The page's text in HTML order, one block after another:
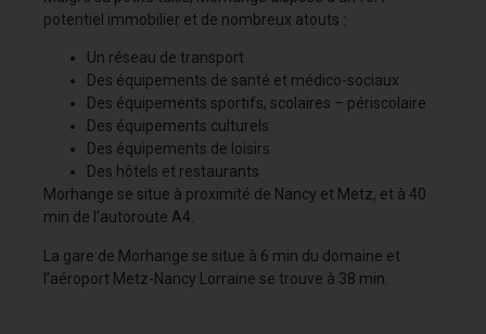
potentiel immobilier et de nombreux atouts :
Un réseau de transport
Des équipements de santé et médico-sociaux
Des équipements sportifs, scolaires – périscolaire
Des équipements culturels
Des équipements de loisirs
Des hôtels et restaurants
Morhange se situe à proximité de Nancy et Metz, et à 40
min de l’autoroute A4.
La gare de Morhange se situe à 6 min du domaine et
l’aéroport Metz-Nancy Lorraine se trouve à 38 min.